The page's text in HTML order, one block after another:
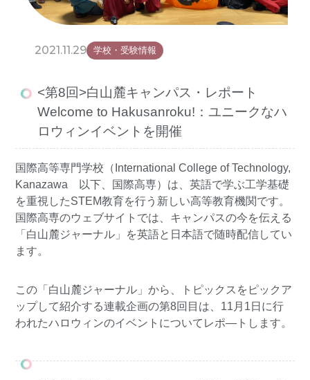
2021.11.29 学校・受験情報
<第8回>白山麓キャンパス・レポート
Welcome to Hakusanroku!：ユニークなハ
ロウィンイベントを開催
国際高等専門学校（International College of Technology,
Kanazawa 以下、国際高専）は、英語で学ぶ工学基礎
を重視したSTEM教育を行う新しい高等教育機関です。
国際高専のウェブサイトでは、キャンパスの今を伝える
「白山麓ジャーナル」を英語と日本語で随時配信してい
ます。
この「白山麓ジャーナル」から、トピックスをピックア
ップして紹介する連載企画の第8回目は、11月1日に行
われたハロウィンのイベントについてレポ―トします。